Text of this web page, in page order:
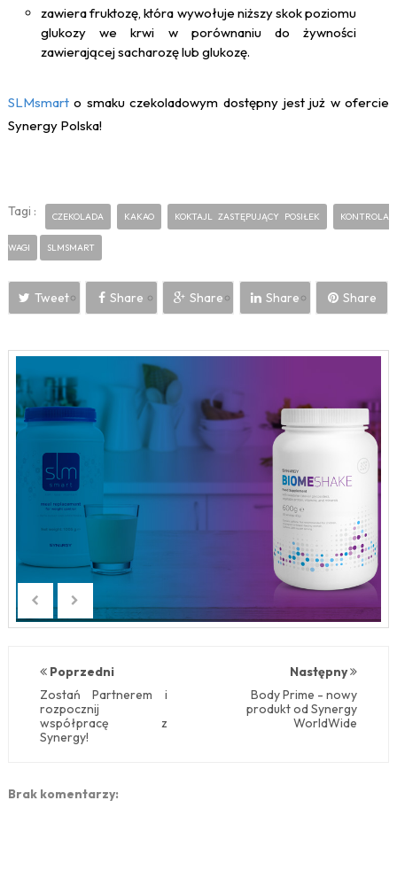
zawiera fruktozę, która wywołuje niższy skok poziomu
glukozy we krwi w porównaniu do żywności
zawierającej sacharozę lub glukozę.
SLMsmarto smaku czekoladowym dostępny jest już w ofercie
Synergy Polska!
Tagi : CZEKOLADA KAKAO KOKTAJL ZASTĘPUJĄCY POSIŁEK KONTROLA
WAGI SLMSMART
Tweet Share Share Share Share
Następny
Body Prime - nowy
produkt od Synergy
WorldWide
Poprzedni
Zostań Partnerem i
rozpocznij
współpracę z
Synergy!
Brak komentarzy: